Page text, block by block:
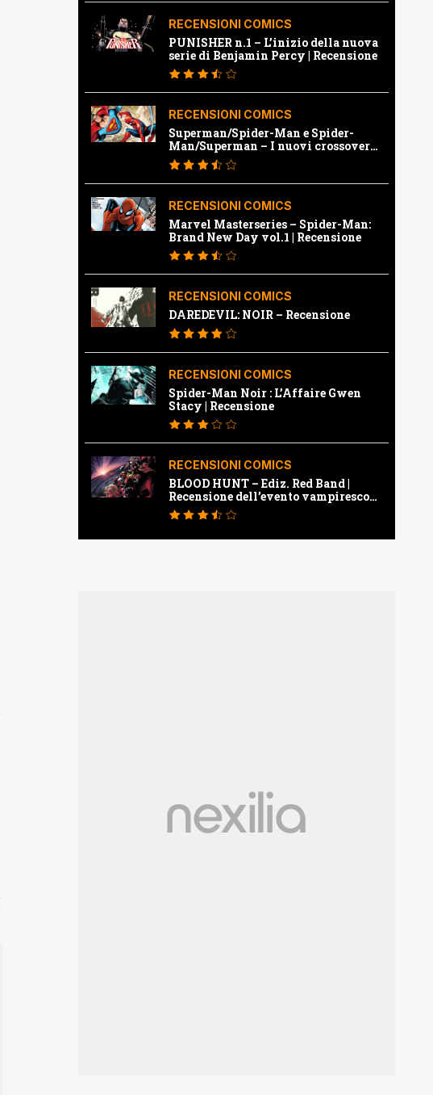
RECENSIONI COMICS
PUNISHER n.1 – L’inizio della nuova
serie di Benjamin Percy | Recensione
RECENSIONI COMICS
Superman/Spider-Man e Spider-
Man/Superman – I nuovi crossover
Marvel e Dc | Recensione
RECENSIONI COMICS
Marvel Masterseries – Spider-Man:
Brand New Day vol.1 | Recensione
RECENSIONI COMICS
DAREDEVIL: NOIR – Recensione
RECENSIONI COMICS
Spider-Man Noir : L’Affaire Gwen
Stacy | Recensione
RECENSIONI COMICS
BLOOD HUNT – Ediz. Red Band |
Recensione dell’evento vampiresco
della Marvel